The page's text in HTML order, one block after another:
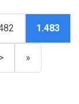
1.483
»